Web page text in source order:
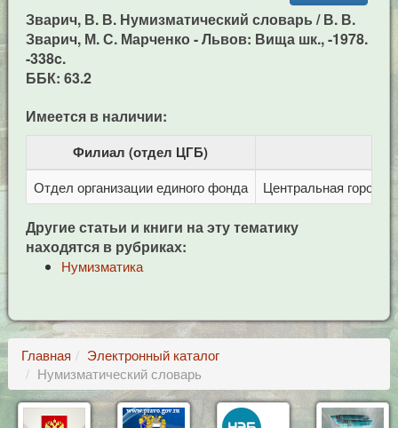
Зварич, В. В. Нумизматический словарь / В. В.
Зварич, М. С. Марченко - Львов: Вища шк., -1978.
-338c.
ББК: 63.2
Имеется в наличии:
Филиал (отдел ЦГБ)
Отдел организации единого фонда Центральная
Другие статьи и книги на эту тематику
находятся в рубриках:
Нумизматика
Главная
Электронный каталог
Нумизматический словарь